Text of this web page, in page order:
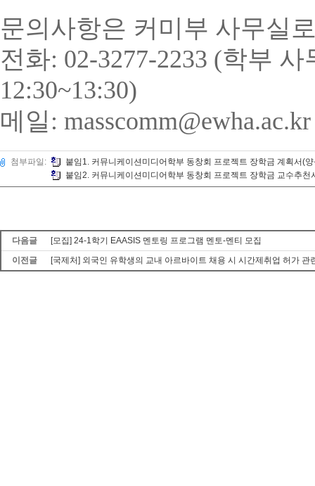
문의사항은 커미부 사무실
전화: 02-3277-2233 (학부
12:30~13:30)
메일: masscomm@ewha.ac.kr
첨부파일:
붙임1. 커뮤니케이션미디어학부 동창회 프로젝트 장학금 계획서(
붙임2. 커뮤니케이션미디어학부 동창회 프로젝트 장학금 교수추천
다음글
[모집] 24-1학기 EAASIS 멘토링 프로그램 멘토-멘티 모집
이전글
[국제처] 외국인 유학생의 교내 아르바이트 채용 시 시간제취업 허가 관